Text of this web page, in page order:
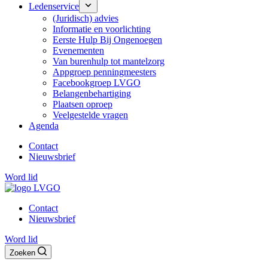
Ledenservice
(Juridisch) advies
Informatie en voorlichting
Eerste Hulp Bij Ongenoegen
Evenementen
Van burenhulp tot mantelzorg
Appgroep penningmeesters
Facebookgroep LVGO
Belangenbehartiging
Plaatsen oproep
Veelgestelde vragen
Agenda
Contact
Nieuwsbrief
Word lid
Contact
Nieuwsbrief
Word lid
Zoeken